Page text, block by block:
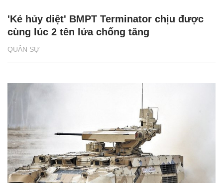
QUÂN SỰ
'Kẻ hủy diệt' BMPT Terminator chịu được
cùng lúc 2 tên lửa chống tăng